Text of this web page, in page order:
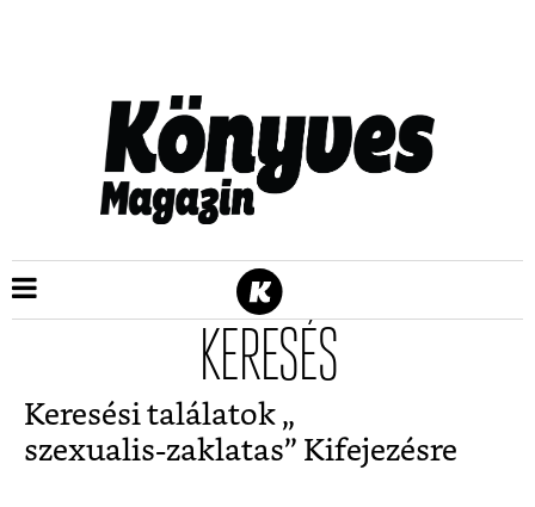
KERESÉS
Keresési találatok „
szexualis-zaklatas” Kifejezésre